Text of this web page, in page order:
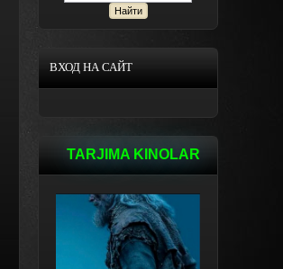
ВХОД НА САЙТ
TARJIMA KINOLAR